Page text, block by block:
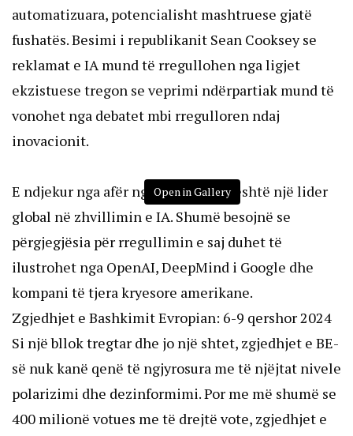
automatizuara, potencialisht mashtruese gjatë
fushatës. Besimi i republikanit Sean Cooksey se
reklamat e IA mund të rregullohen nga ligjet
ekzistuese tregon se veprimi ndërpartiak mund të
vonohet nga debatet mbi rregulloren ndaj
inovacionit.
Open in Gallery
E ndjekur nga afër nga Kina, SHBA është një lider
global në zhvillimin e IA. Shumë besojnë se
përgjegjësia për rregullimin e saj duhet të
ilustrohet nga OpenAI, DeepMind i Google dhe
kompani të tjera kryesore amerikane.
Zgjedhjet e Bashkimit Evropian: 6-9 qershor 2024
Si një bllok tregtar dhe jo një shtet, zgjedhjet e BE-
së nuk kanë qenë të ngjyrosura me të njëjtat nivele
polarizimi dhe dezinformimi. Por me më shumë se
400 milionë votues me të drejtë vote, zgjedhjet e